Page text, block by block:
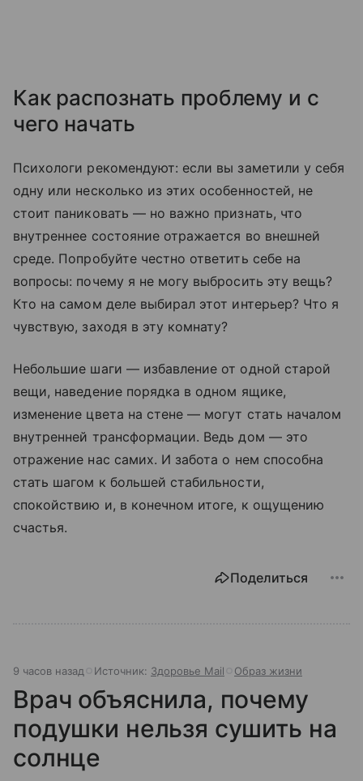
Как распознать проблему и с
чего начать
Психологи рекомендуют: если вы заметили у себя
одну или несколько из этих особенностей, не
стоит паниковать — но важно признать, что
внутреннее состояние отражается во внешней
среде. Попробуйте честно ответить себе на
вопросы: почему я не могу выбросить эту вещь?
Кто на самом деле выбирал этот интерьер? Что я
чувствую, заходя в эту комнату?
Небольшие шаги — избавление от одной старой
вещи, наведение порядка в одном ящике,
изменение цвета на стене — могут стать началом
внутренней трансформации. Ведь дом — это
отражение нас самих. И забота о нем способна
стать шагом к большей стабильности,
спокойствию и, в конечном итоге, к ощущению
счастья.
Поделиться
9 часов назад Источник: Здоровье Mail Образ жизни
Врач объяснила, почему
подушки нельзя сушить на
солнце